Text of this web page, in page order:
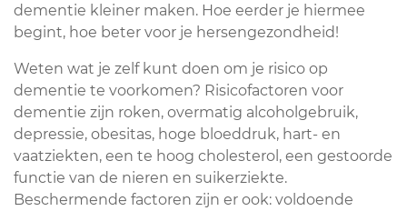
dementie kleiner maken. Hoe eerder je hiermee
begint, hoe beter voor je hersengezondheid!
Weten wat je zelf kunt doen om je risico op
dementie te voorkomen? Risicofactoren voor
dementie zijn roken, overmatig alcoholgebruik,
depressie, obesitas, hoge bloeddruk, hart- en
vaatziekten, een te hoog cholesterol, een gestoorde
functie van de nieren en suikerziekte.
Beschermende factoren zijn er ook: voldoende